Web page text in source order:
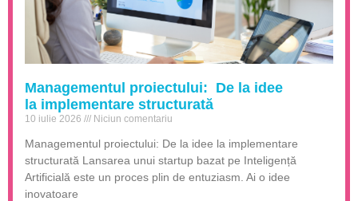
Managementul proiectului: De la idee
la implementare structurată
10 iulie 2026 Niciun comentariu
Managementul proiectului: De la idee la implementare
structurată Lansarea unui startup bazat pe Inteligență
Artificială este un proces plin de entuziasm. Ai o idee
inovatoare